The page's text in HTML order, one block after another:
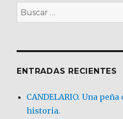
Buscar
por:
ENTRADAS RECIENTES
CANDELARIO. Una
historia.